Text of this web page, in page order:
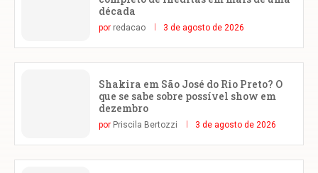
década
por redacao 3 de agosto de 2026
Shakira em São José do Rio Preto? O
que se sabe sobre possível show em
dezembro
por Priscila Bertozzi 3 de agosto de 2026